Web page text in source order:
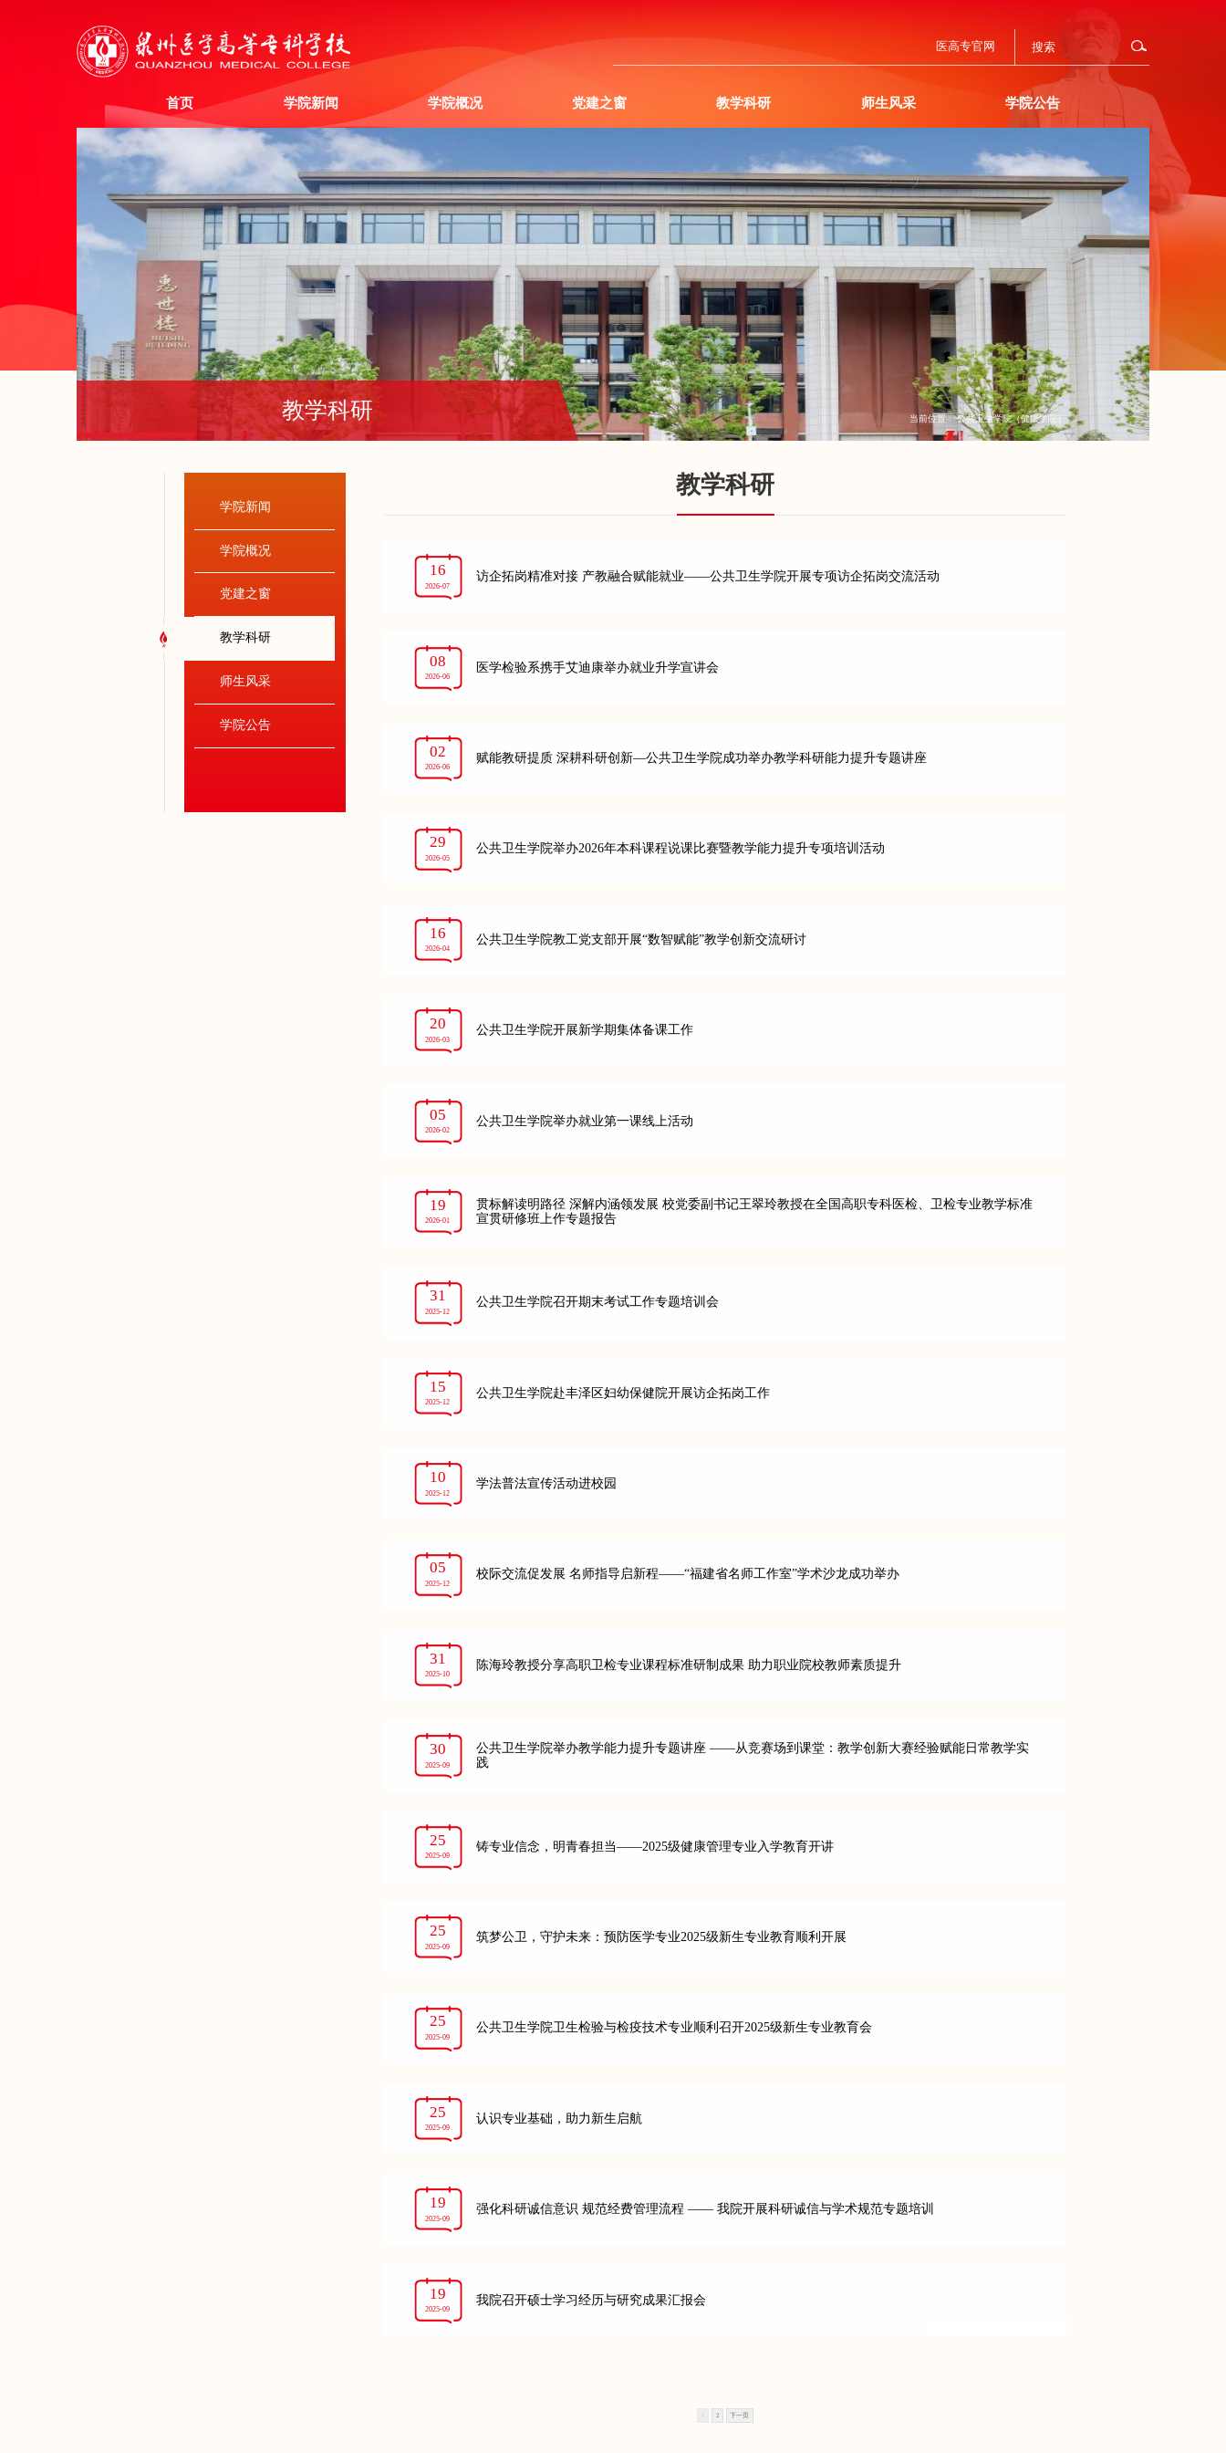
医高专官网
首页 学院新闻 学院概况 党建之窗 教学科研 师生风采 学院公告
教学科研 当前位置 :公共卫生学院（健康学院）
学院新闻
学院概况
党建之窗
教学科研
师生风采
学院公告
教学科研
16
2026-07
访企拓岗精准对接 产教融合赋能就业——公共卫生学院开展专项访企拓岗交流活动
08
2026-06
医学检验系携手艾迪康举办就业升学宣讲会
02
2026-06
赋能教研提质 深耕科研创新—公共卫生学院成功举办教学科研能力提升专题讲座
29
2026-05
公共卫生学院举办2026年本科课程说课比赛暨教学能力提升专项培训活动
16
2026-04
公共卫生学院教工党支部开展“数智赋能”教学创新交流研讨
20
2026-03
公共卫生学院开展新学期集体备课工作
05
2026-02
公共卫生学院举办就业第一课线上活动
19
2026-01
贯标解读明路径 深解内涵领发展 校党委副书记王翠玲教授在全国高职专科医检、卫检专业教学标准
宣贯研修班上作专题报告
31
2025-12
公共卫生学院召开期末考试工作专题培训会
15
2025-12
公共卫生学院赴丰泽区妇幼保健院开展访企拓岗工作
10
2025-12
学法普法宣传活动进校园
05
2025-12
校际交流促发展 名师指导启新程——“福建省名师工作室”学术沙龙成功举办
31
2025-10
陈海玲教授分享高职卫检专业课程标准研制成果 助力职业院校教师素质提升
30
2025-09
公共卫生学院举办教学能力提升专题讲座 ——从竞赛场到课堂：教学创新大赛经验赋能日常教学实
践
25
2025-09
铸专业信念，明青春担当——2025级健康管理专业入学教育开讲
25
2025-09
筑梦公卫，守护未来：预防医学专业2025级新生专业教育顺利开展
25
2025-09
公共卫生学院卫生检验与检疫技术专业顺利召开2025级新生专业教育会
25
2025-09
认识专业基础，助力新生启航
19
2025-09
强化科研诚信意识 规范经费管理流程 —— 我院开展科研诚信与学术规范专题培训
19
2025-09
我院召开硕士学习经历与研究成果汇报会
2 下一页